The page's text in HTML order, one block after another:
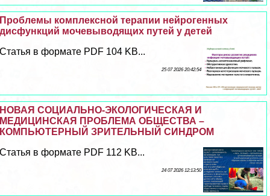
Проблемы комплексной терапии нейрогенных
дисфункций мочевыводящих путей у детей
Статья в формате PDF 104 KB...
25 07 2026 20:42:54
НОВАЯ СОЦИАЛЬНО-ЭКОЛОГИЧЕСКАЯ И
МЕДИЦИНСКАЯ ПРОБЛЕМА ОБЩЕСТВА –
КОМПЬЮТЕРНЫЙ ЗРИТЕЛЬНЫЙ СИНДРОМ
Статья в формате PDF 112 KB...
24 07 2026 12:13:50